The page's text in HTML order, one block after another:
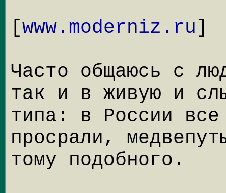
[www.moderniz.ru]
Часто общаюсь с
так и в живую и
типа: в России все
просрали,
тому подобного.